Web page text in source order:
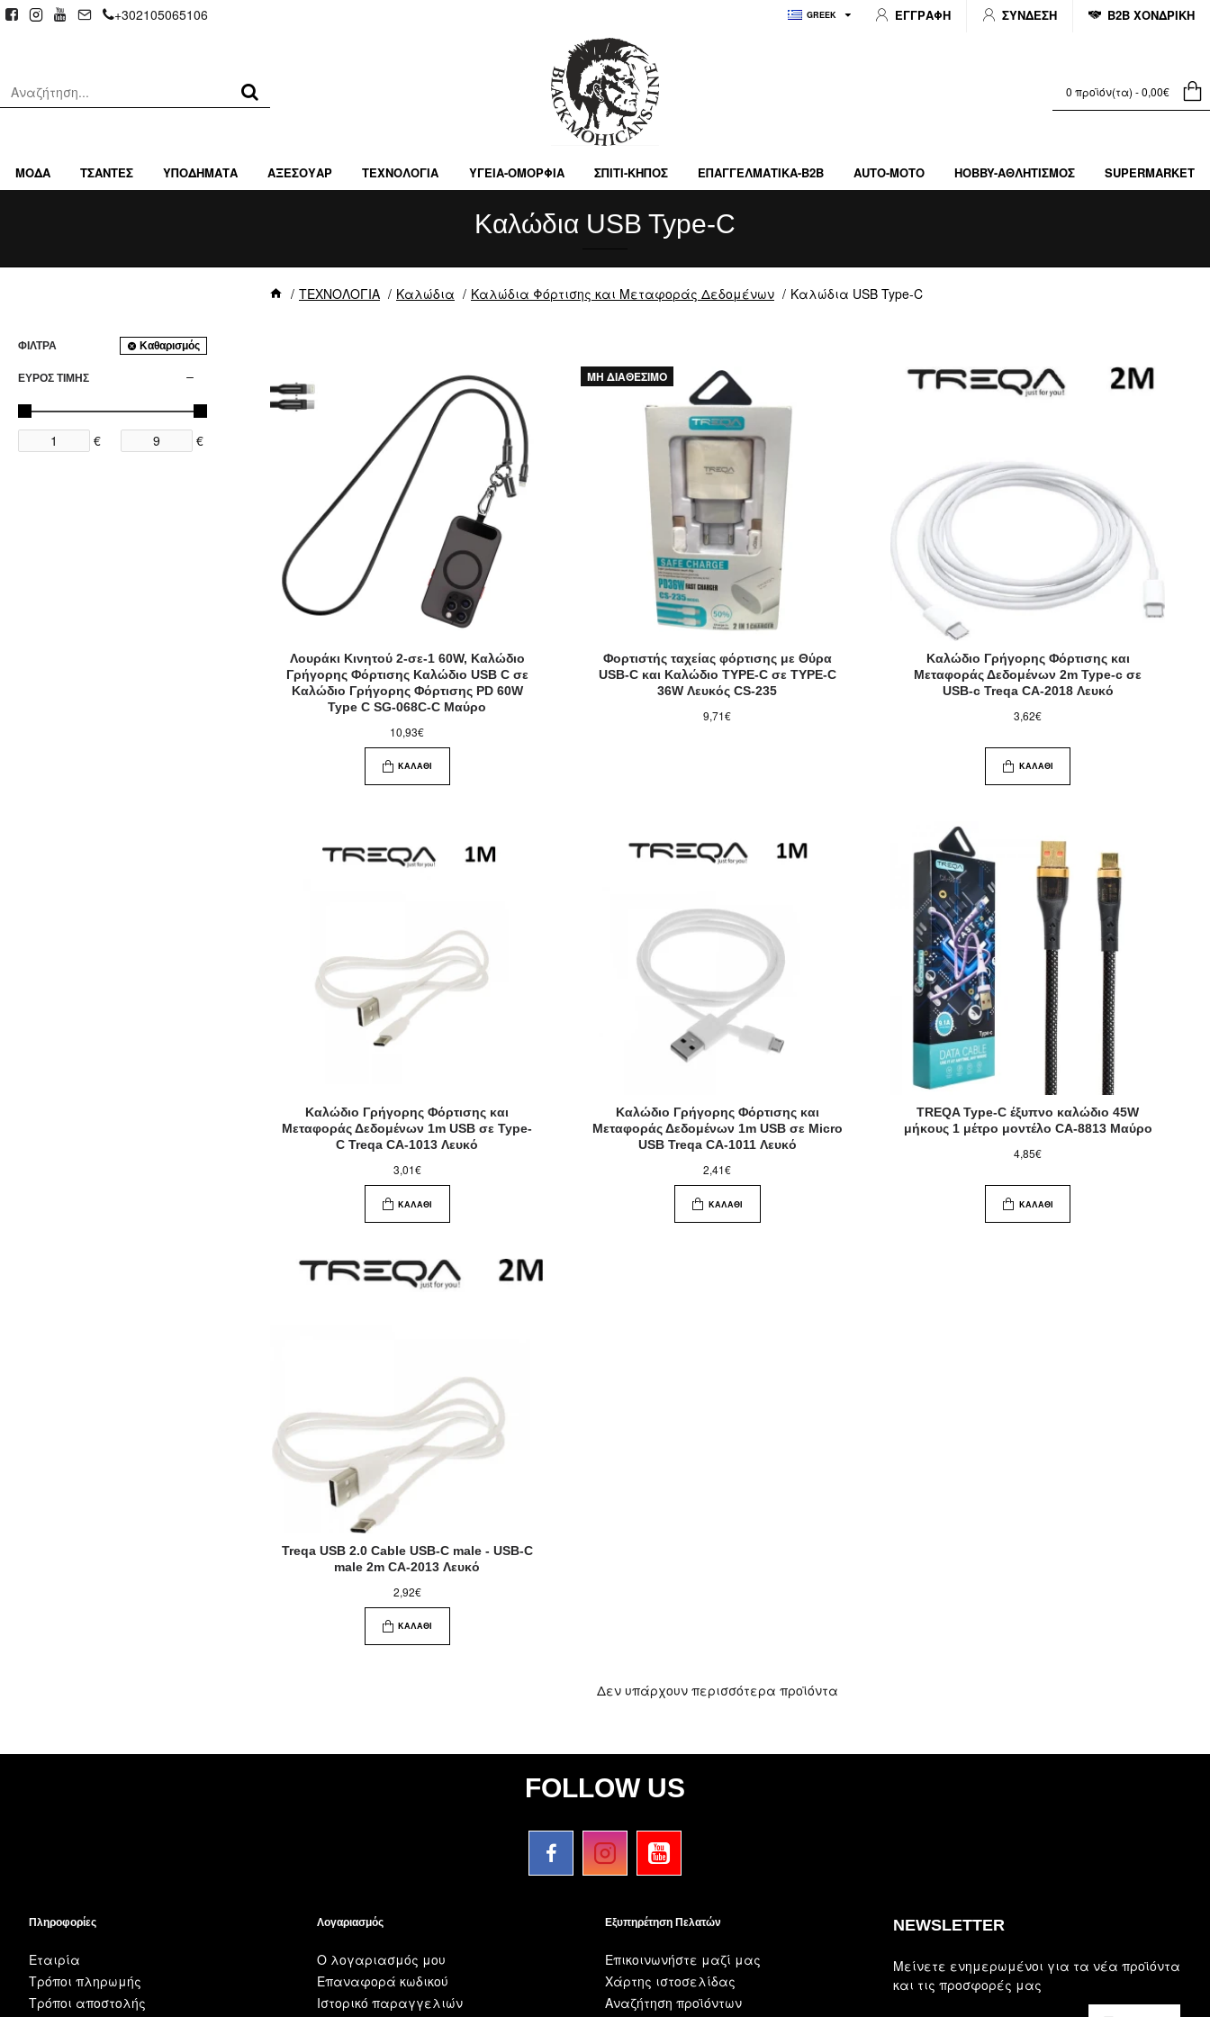
+302105065106 GREEK ΕΓΓΡΑΦΗ ΣΥΝΔΕΣΗ B2B ΧΟΝΔΡΙΚΗ
0 προϊόν(τα) - 0,00€
ΜΟΔΑ ΤΣΑΝΤΕΣ ΥΠΟΔΗΜΑΤΑ ΑΞΕΣΟΥΑΡ ΤΕΧΝΟΛΟΓΙΑ ΥΓΕΙΑ-ΟΜΟΡΦΙΑ ΣΠΙΤΙ-ΚΗΠΟΣ ΕΠΑΓΓΕΛΜΑΤΙΚA-B2B AUTO-MOTO HOBBY-ΑΘΛΗΤΙΣΜΌΣ SUPERMARKET
ΤΕΧΝΟΛΟΓΙΑ Καλώδια Καλώδια Φόρτισης και Μεταφοράς Δεδομένων Καλώδια USB Type-C
Καλώδια USB Type-C
ΦΊΛΤΡΑ Καθαρισμός
ΕΥΡΟΣ ΤΙΜΗΣ
€ €
Λουράκι Κινητού 2-σε-1 60W, Καλώδιο
Γρήγορης Φόρτισης Καλώδιο USB C σε
Καλώδιο Γρήγορης Φόρτισης PD 60W
Type C SG-068C-C Μαύρο
10,93€
ΚΑΛΆΘΙ
ΜΗ ΔΙΑΘΕΣΙΜΟ
Φορτιστής ταχείας φόρτισης με Θύρα
USB-C και Καλώδιο TYPE-C σε TYPE-C
36W Λευκός CS-235
9,71€
Καλώδιο Γρήγορης Φόρτισης και
Μεταφοράς Δεδομένων 2m Type-c σε
USB-c Treqa CA-2018 Λευκό
3,62€
ΚΑΛΆΘΙ
Καλώδιο Γρήγορης Φόρτισης και
Μεταφοράς Δεδομένων 1m USB σε Type-
C Treqa CA-1013 Λευκό
3,01€
ΚΑΛΆΘΙ
Καλώδιο Γρήγορης Φόρτισης και
Μεταφοράς Δεδομένων 1m USB σε Micro
USB Treqa CA-1011 Λευκό
2,41€
ΚΑΛΆΘΙ
TREQA Type-C έξυπνο καλώδιο 45W
μήκους 1 μέτρο μοντέλο CA-8813 Μαύρο
4,85€
ΚΑΛΆΘΙ
Treqa USB 2.0 Cable USB-C male - USB-C
male 2m CA-2013 Λευκό
2,92€
ΚΑΛΆΘΙ
Δεν υπάρχουν περισσότερα προϊόντα
FOLLOW US
Πληροφορίες
Εταιρία
Τρόποι πληρωμής
Τρόποι αποστολής
Λογαριασμός
Ο λογαριασμός μου
Επαναφορά κωδικού
Ιστορικό παραγγελιών
Εξυπηρέτηση Πελατών
Επικοινωνήστε μαζί μας
Χάρτης ιστοσελίδας
Αναζήτηση προϊόντων
NEWSLETTER
Μείνετε ενημερωμένοι για τα νέα προϊόντα
και τις προσφορές μας